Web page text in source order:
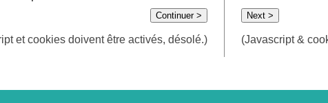
Continuer >
et cookies doivent être activés, désolé.)
Next >
(Javascript &